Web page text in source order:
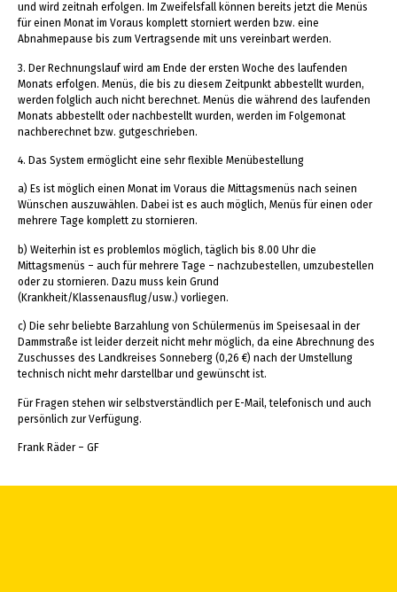
und wird zeitnah erfolgen. Im Zweifelsfall können bereits jetzt die Menüs
für einen Monat im Voraus komplett storniert werden bzw. eine
Abnahmepause bis zum Vertragsende mit uns vereinbart werden.
3. Der Rechnungslauf wird am Ende der ersten Woche des laufenden
Monats erfolgen. Menüs, die bis zu diesem Zeitpunkt abbestellt wurden,
werden folglich auch nicht berechnet. Menüs die während des laufenden
Monats abbestellt oder nachbestellt wurden, werden im Folgemonat
nachberechnet bzw. gutgeschrieben.
4. Das System ermöglicht eine sehr flexible Menübestellung
a) Es ist möglich einen Monat im Voraus die Mittagsmenüs nach seinen
Wünschen auszuwählen. Dabei ist es auch möglich, Menüs für einen oder
mehrere Tage komplett zu stornieren.
b) Weiterhin ist es problemlos möglich, täglich bis 8.00 Uhr die
Mittagsmenüs – auch für mehrere Tage – nachzubestellen, umzubestellen
oder zu stornieren. Dazu muss kein Grund
(Krankheit/Klassenausflug/usw.) vorliegen.
c) Die sehr beliebte Barzahlung von Schülermenüs im Speisesaal in der
Dammstraße ist leider derzeit nicht mehr möglich, da eine Abrechnung des
Zuschusses des Landkreises Sonneberg (0,26 €) nach der Umstellung
technisch nicht mehr darstellbar und gewünscht ist.
Für Fragen stehen wir selbstverständlich per E-Mail, telefonisch und auch
persönlich zur Verfügung.
Frank Räder – GF